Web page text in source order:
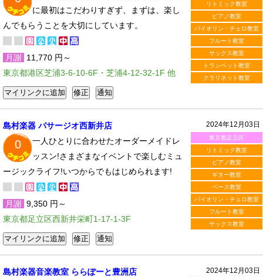
リトミック教室
ピアノ教室
バイオリン・チェロ教室
フルート教室
サックス教室
トランペット教室
クラリネット教室
に最初はこだわりすぎず、まずは、楽し
んでもらうことを大切にしています。
月謝 11,770 円～
東京都港区芝浦3-6-10-6F・芝浦4-12-32-1F 他
2024年12月03日
東京都足立区
リトミック教室
ピアノ教室
ギター教室
ベース教室
バイオリン・チェロ教室
フルート教室
サックス教室
島村楽器 パサージオ西新井店
0
一人ひとりに合わせたオーダーメイドレ
ッスン!さまざまなイベントで楽しむミュ
ージックライフ!いつからでもはじめられます!
月謝 9,350 円～
東京都足立区西新井栄町1-17-1-3F
2024年12月03日
島村楽器音楽教室 ららぽーと豊洲店